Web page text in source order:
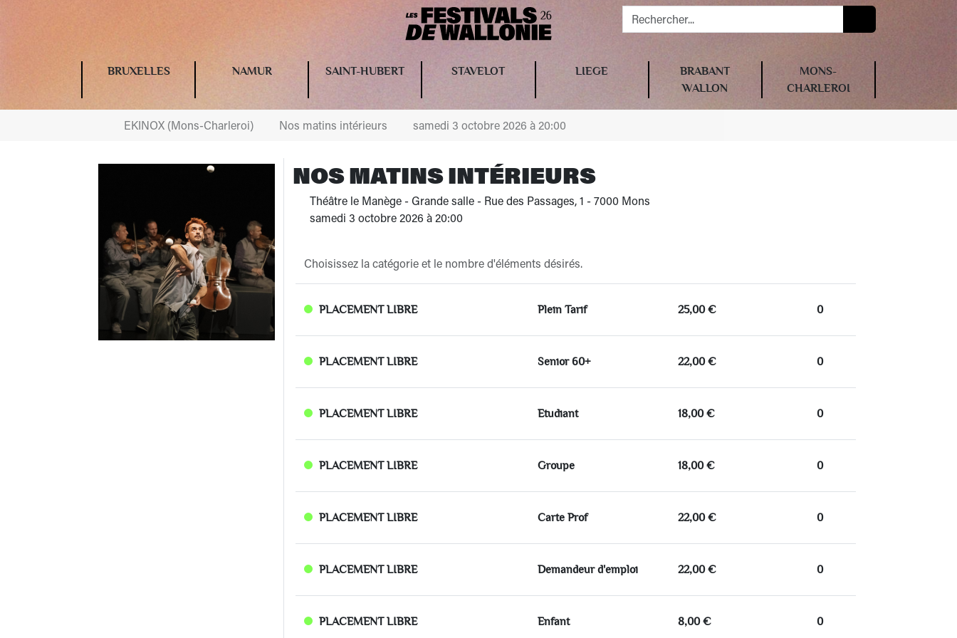
BRUXELLES NAMUR SAINT-HUBERT STAVELOT LIEGE
BRABANT
WALLON
MONS-
CHARLEROI
EKINOX (Mons-Charleroi) Nos matins intérieurs samedi 3 octobre 2026 à 20:00
NOS MATINS INTÉRIEURS
Théâtre le Manège - Grande salle - Rue des Passages, 1 - 7000 Mons
samedi 3 octobre 2026 à 20:00
Choisissez la catégorie et le nombre d'éléments désirés.
PLACEMENT LIBRE Plein Tarif 25,00 € 0
PLACEMENT LIBRE Senior 60+ 22,00 € 0
PLACEMENT LIBRE Etudiant 18,00 € 0
PLACEMENT LIBRE Groupe 18,00 € 0
PLACEMENT LIBRE Carte Prof 22,00 € 0
PLACEMENT LIBRE Demandeur d'emploi 22,00 € 0
PLACEMENT LIBRE Enfant 8,00 € 0